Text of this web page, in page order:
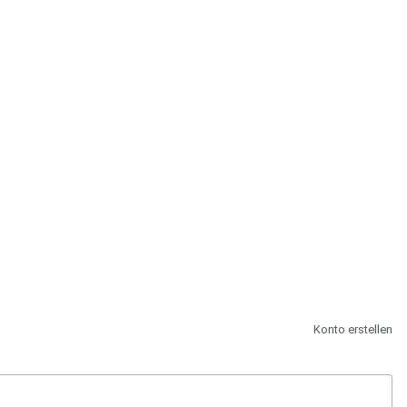
Konto erstellen